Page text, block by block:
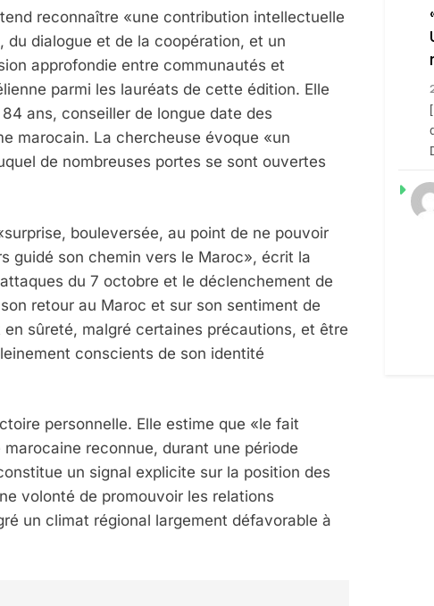
reconnaître «une contribution intellectuelle
du dialogue et de la coopération, et un
approfondie entre communautés et
parmi les lauréats de cette édition. Elle
ans, conseiller de longue date des
marocain. La chercheuse évoque «un
de nombreuses portes se sont ouvertes
bouleversée, au point de ne pouvoir
guidé son chemin vers le Maroc», écrit la
du 7 octobre et le déclenchement de
retour au Maroc et sur son sentiment de
sûreté, malgré certaines précautions, et être
conscients de son identité
personnelle. Elle estime que «le fait
reconnue, durant une période
un signal explicite sur la position des
volonté de promouvoir les relations
un climat régional largement défavorable à
6
POURQUOI JE REVENDIQUE MA JUDAÏTE Par Thérèse
Hadida